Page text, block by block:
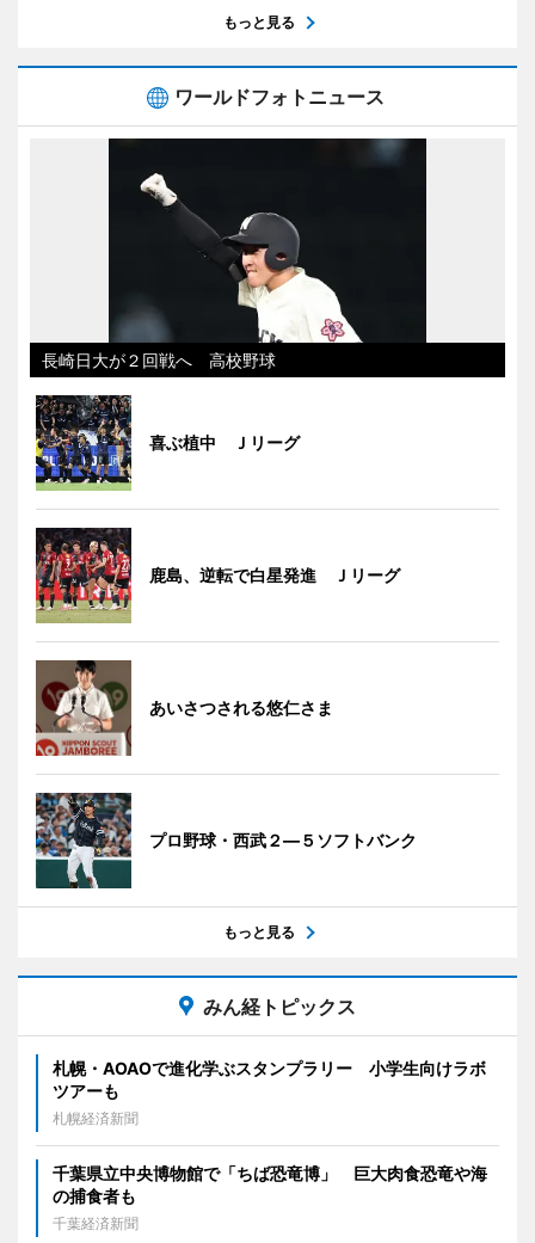
もっと見る
ワールドフォトニュース
長崎日大が２回戦へ 高校野球
喜ぶ植中 Ｊリーグ
鹿島、逆転で白星発進 Ｊリーグ
あいさつされる悠仁さま
プロ野球・西武２―５ソフトバンク
もっと見る
みん経トピックス
札幌・AOAOで進化学ぶスタンプラリー 小学生向けラボ
ツアーも
札幌経済新聞
千葉県立中央博物館で「ちば恐竜博」 巨大肉食恐竜や海
の捕食者も
千葉経済新聞